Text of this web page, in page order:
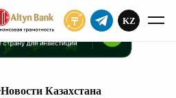
KZ
Новости Казахстана